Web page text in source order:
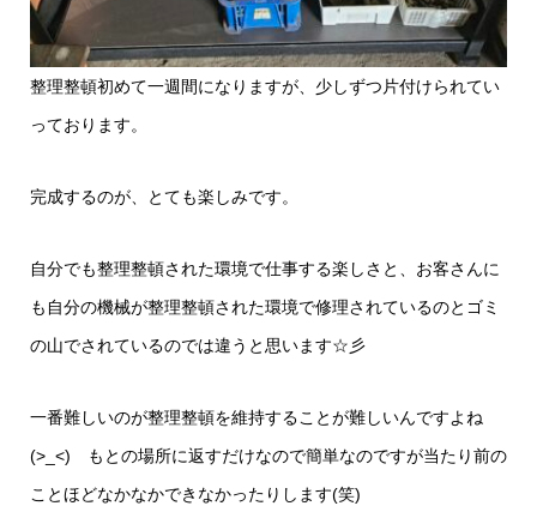
整理整頓初めて一週間になりますが、少しずつ片付けられてい
っております。
完成するのが、とても楽しみです。
自分でも整理整頓された環境で仕事する楽しさと、お客さんに
も自分の機械が整理整頓された環境で修理されているのとゴミ
の山でされているのでは違うと思います☆彡
一番難しいのが整理整頓を維持することが難しいんですよね
(>_<) もとの場所に返すだけなので簡単なのですが当たり前の
ことほどなかなかできなかったりします(笑)